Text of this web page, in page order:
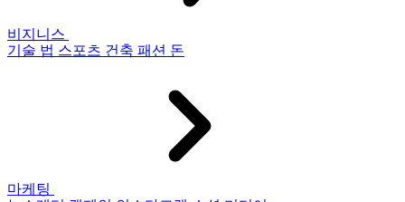
비지니스
기술 법 스포츠 건축 패션 돈
마케팅